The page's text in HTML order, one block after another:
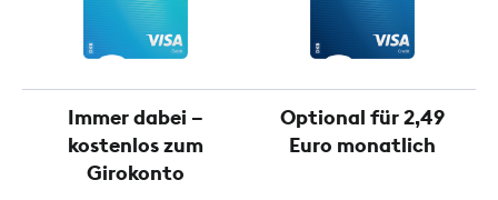
Immer dabei –
kostenlos zum
Girokonto
Optional für 2,49
Euro monatlich